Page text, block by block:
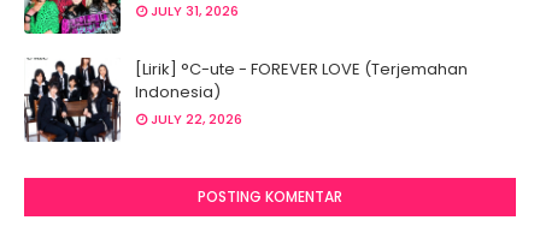
JULY 31, 2026
[Lirik] °C-ute - FOREVER LOVE (Terjemahan
Indonesia)
JULY 22, 2026
POSTING KOMENTAR